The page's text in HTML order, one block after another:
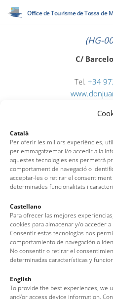
Català
Per oferir les millors experiències,
per emmagatzemar i/o accedir a la
aquestes tecnologies ens permetrà
comportament de navegació o
acceptar-les o retirar el
determinades funcionalitats i
Castellano
Para ofrecer las mejores
cookies para almacenar y/o acceder
Consentir estas tecnologías nos
comportamiento de navegación o
No consentir o retirar el
determinadas características y
English
To provide the best experiences, we
and/or access device information.
Office de Tourisme de Tossa de
(HG-
C/
Tel. +34
Av. del Pelegrí, 25 – Edifici La
(Girona –
Tel: + 00 34 972 340 108
Infos légales·Politique de